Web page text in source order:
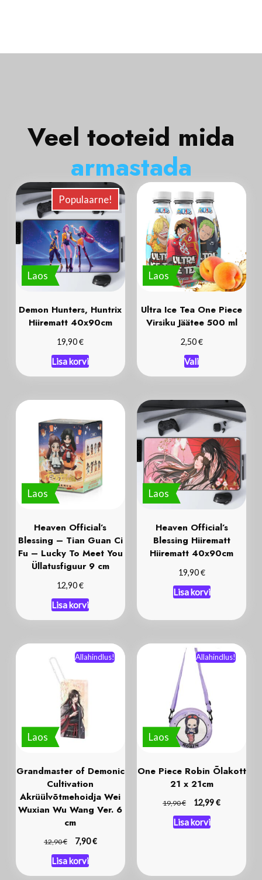
Veel tooteid mida
armastada
Laos
Populaarne!
Demon Hunters, Huntrix
Hiirematt 40x90cm
19,90€
Lisa korvi
Laos
Ultra Ice Tea One Piece
Virsiku Jäätee 500 ml
2,50€
Vali
Laos
Heaven Official’s
Blessing – Tian Guan Ci
Fu – Lucky To Meet You
Üllatusfiguur 9 cm
12,90€
Lisa korvi
Laos
Heaven Official’s
Blessing Hiirematt
Hiirematt 40x90cm
19,90€
Lisa korvi
Laos
Allahindlus!
Grandmaster of Demonic
Cultivation
Akrüülvõtmehoidja Wei
Wuxian Wu Wang Ver. 6
cm
12,90€ 7,90€
Lisa korvi
Laos
Allahindlus!
One Piece Robin Õlakott
21 x 21cm
19,90€ 12,99€
Lisa korvi